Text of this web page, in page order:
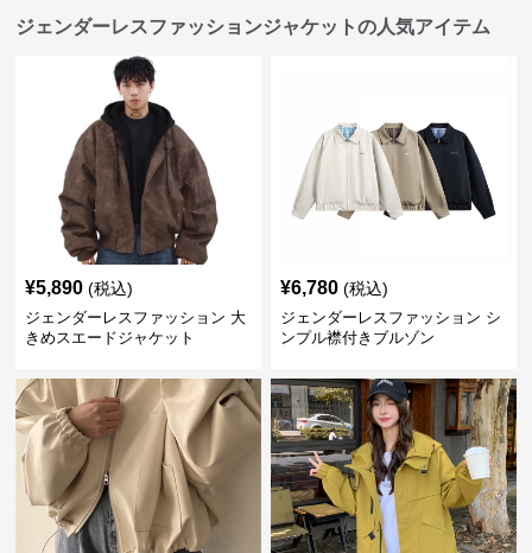
ジェンダーレスファッションジャケットの人気アイテム
¥5,890 (税込)
ジェンダーレスファッション 大
きめスエードジャケット
¥6,780 (税込)
ジェンダーレスファッション シ
ンプル襟付きブルゾン